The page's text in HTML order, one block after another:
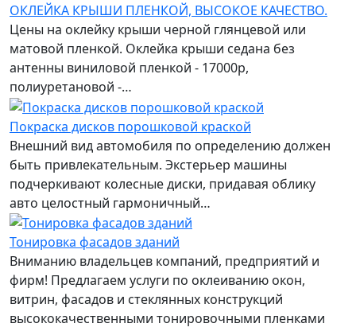
ОКЛЕЙКА КРЫШИ ПЛЕНКОЙ, ВЫСОКОЕ КАЧЕСТВО.
Цены на оклейку крыши черной глянцевой или
матовой пленкой. Оклейка крыши седана без
антенны виниловой пленкой - 17000р,
полиуретановой -…
Покраска дисков порошковой краской
Внешний вид автомобиля по определению должен
быть привлекательным. Экстерьер машины
подчеркивают колесные диски, придавая облику
авто целостный гармоничный…
Тонировка фасадов зданий
Вниманию владельцев компаний, предприятий и
фирм! Предлагаем услуги по оклеиванию окон,
витрин, фасадов и стеклянных конструкций
высококачественными тонировочными пленками